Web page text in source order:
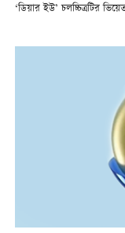
‘ডিয়ার ইউ’ চলচ্চিত্রটির